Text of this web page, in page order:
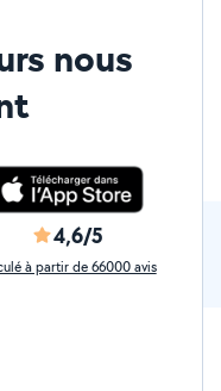
nous
4,6/5
à partir de 66000 avis